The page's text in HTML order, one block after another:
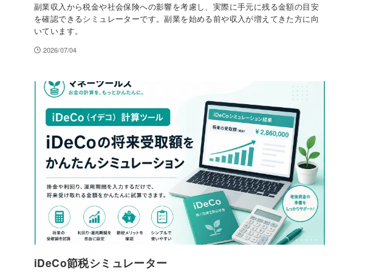
副業収入から税金や社会保険への影響を考慮し、実際に手元に残る金額の目安
を確認できるシミュレーターです。副業を始める前や収入が増えてきた方に向
いています。
2026/07/04
iDeCo節税シミュレーター